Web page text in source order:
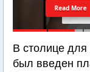
Read More
В столице
был введен